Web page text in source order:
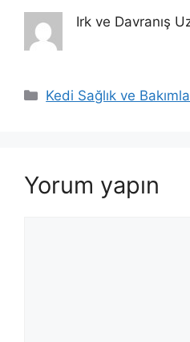
Irk ve Davranış
Kategoriler
Kedi Sağlık ve
Yorum yapın